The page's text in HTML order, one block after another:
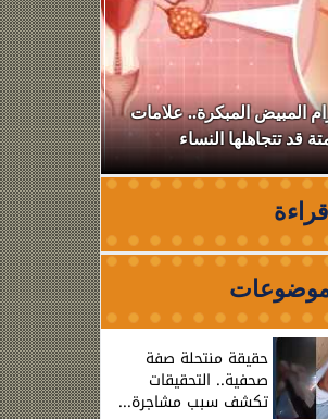
المبيض المبكرة.. علامات
قد تتجاهلها النساء
أسرة أم
قراءة
حقيقة منتحلة صفة
صحفية.. التحقيقات
تكشف سبب مشاجرة...